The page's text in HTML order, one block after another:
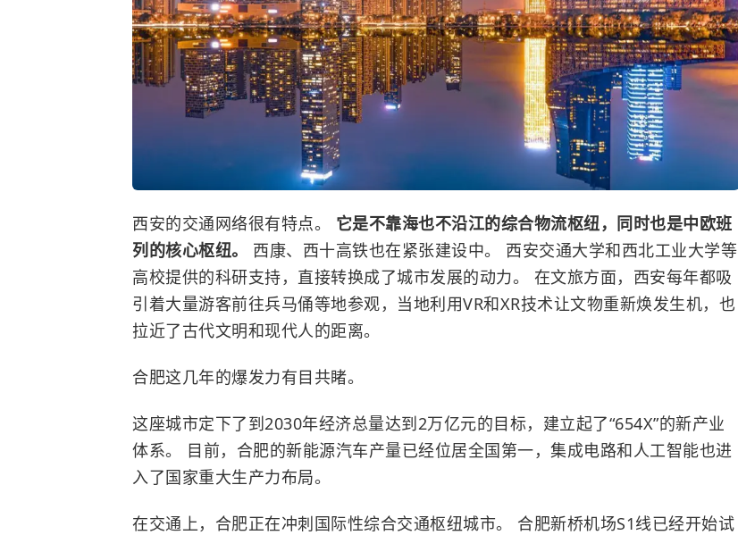
西安的交通网络很有特点。 它是不靠海也不沿江的综合物流枢纽，同时也是中欧班
列的核心枢纽。 西康、西十高铁也在紧张建设中。 西安交通大学和西北工业大学等
高校提供的科研支持，直接转换成了城市发展的动力。 在文旅方面，西安每年都吸
引着大量游客前往兵马俑等地参观，当地利用VR和XR技术让文物重新焕发生机，也
拉近了古代文明和现代人的距离。
合肥这几年的爆发力有目共睹。
这座城市定下了到2030年经济总量达到2万亿元的目标，建立起了“654X”的新产业
体系。 目前，合肥的新能源汽车产量已经位居全国第一，集成电路和人工智能也进
入了国家重大生产力布局。
在交通上，合肥正在冲刺国际性综合交通枢纽城市。 合肥新桥机场S1线已经开始试